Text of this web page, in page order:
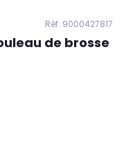
Réf. 9000427817
de brosse